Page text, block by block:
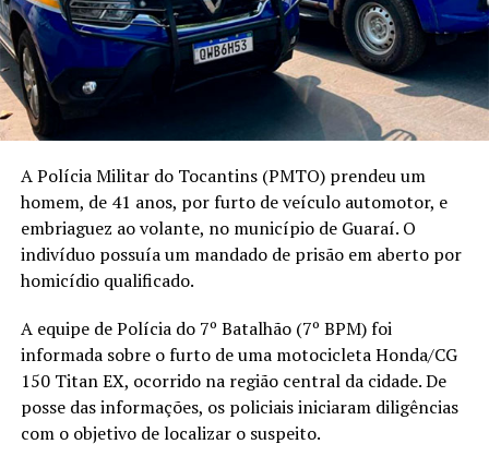
A Polícia Militar do Tocantins (PMTO) prendeu um
homem, de 41 anos, por furto de veículo automotor, e
embriaguez ao volante, no município de Guaraí. O
indivíduo possuía um mandado de prisão em aberto por
homicídio qualificado.
A equipe de Polícia do 7º Batalhão (7º BPM) foi
informada sobre o furto de uma motocicleta Honda/CG
150 Titan EX, ocorrido na região central da cidade. De
posse das informações, os policiais iniciaram diligências
com o objetivo de localizar o suspeito.